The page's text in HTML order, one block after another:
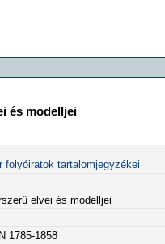
és modelljei
folyóiratok tartalomjegyzékei
elvei és modelljei
1785-1858